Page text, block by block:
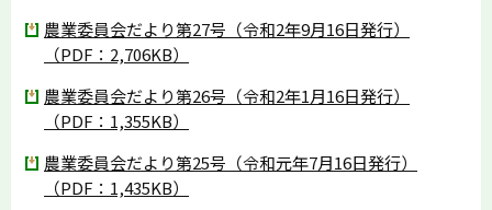
農業委員会だより第27号（令和2年9月16日発行）
（PDF：2,706KB）
農業委員会だより第26号（令和2年1月16日発行）
（PDF：1,355KB）
農業委員会だより第25号（令和元年7月16日発行）
（PDF：1,435KB）